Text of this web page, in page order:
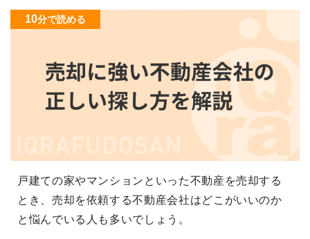
10分で読める
戸建ての家やマンションといった不動産を売却する
とき、売却を依頼する不動産会社はどこがいいのか
と悩んでいる人も多いでしょう。